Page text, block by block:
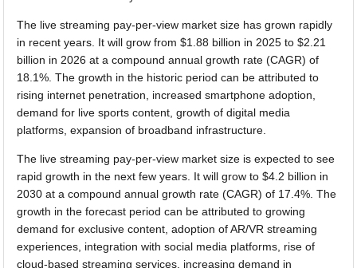
The live streaming pay-per-view market size has grown rapidly
in recent years. It will grow from $1.88 billion in 2025 to $2.21
billion in 2026 at a compound annual growth rate (CAGR) of
18.1%. The growth in the historic period can be attributed to
rising internet penetration, increased smartphone adoption,
demand for live sports content, growth of digital media
platforms, expansion of broadband infrastructure.
The live streaming pay-per-view market size is expected to see
rapid growth in the next few years. It will grow to $4.2 billion in
2030 at a compound annual growth rate (CAGR) of 17.4%. The
growth in the forecast period can be attributed to growing
demand for exclusive content, adoption of AR/VR streaming
experiences, integration with social media platforms, rise of
cloud-based streaming services, increasing demand in